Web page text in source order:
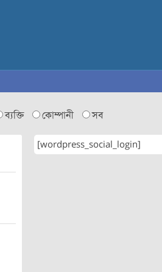
ব্যক্তি কোম্পানী সব
[wordpress_social_login]